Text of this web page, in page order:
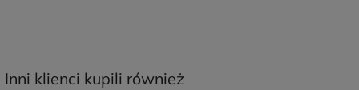
Inni klienci kupili również